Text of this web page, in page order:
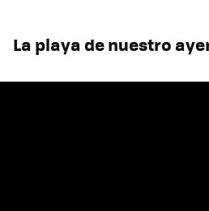
La playa de nuestro